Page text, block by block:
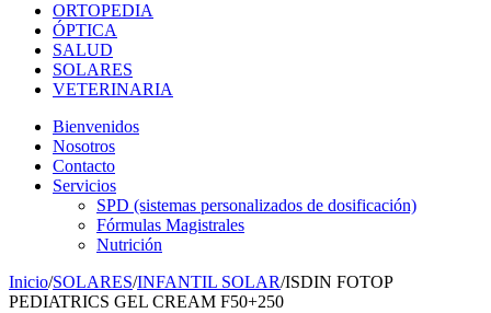
ORTOPEDIA
ÓPTICA
SALUD
SOLARES
VETERINARIA
Bienvenidos
Nosotros
Contacto
Servicios
SPD (sistemas personalizados de dosificación)
Fórmulas Magistrales
Nutrición
Inicio/SOLARES/INFANTIL SOLAR/ISDIN FOTOP
PEDIATRICS GEL CREAM F50+250